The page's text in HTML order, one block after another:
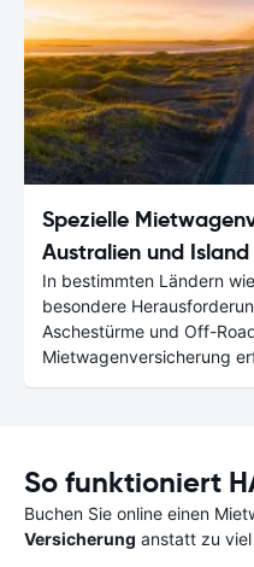
Spezielle
Australien und Island
In bestimmten Ländern
besondere
Aschestürme und Off-
Mietwagenversicherung
So funktioniert
Buchen Sie online einen
Versicherung anstatt zu